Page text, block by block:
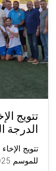
تتويج
الدرجة
تتويج
للموسم 2025-2026 ...